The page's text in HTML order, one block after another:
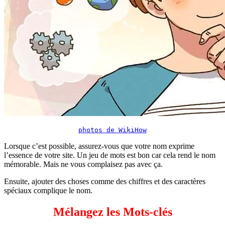
photos de WikiHow
Lorsque c’est possible, assurez-vous que votre nom exprime
l’essence de votre site. Un jeu de mots est bon car cela rend le nom
mémorable. Mais ne vous complaisez pas avec ça.
Ensuite, ajouter des choses comme des chiffres et des caractères
spéciaux complique le nom.
Mélangez les Mots-clés